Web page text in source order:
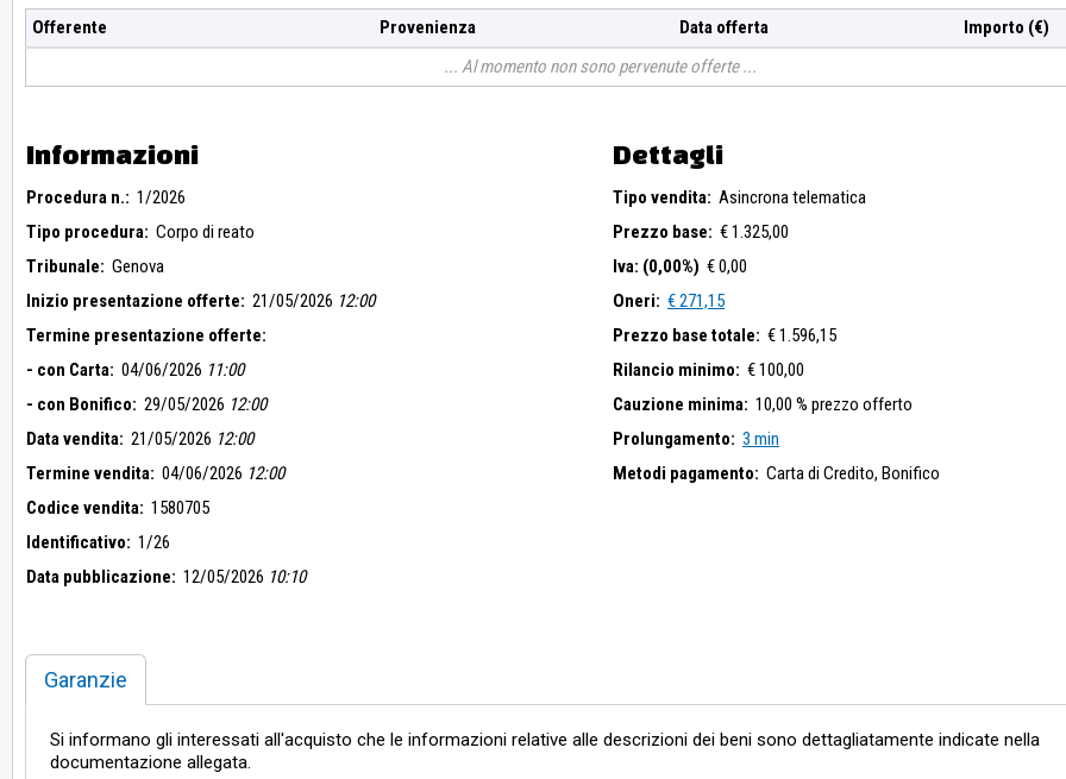
Offerente Provenienza Data offerta
Importo (€)
Al momento non sono pervenute offerte
Informazioni
Procedura n.: 1/2026
Tipo procedura: Corpo di reato
Tribunale: Genova
Inizio presentazione offerte: 21/05/2026 12:00
Termine presentazione offerte:
- con Carta: 04/06/2026 11:00
- con Bonifico: 29/05/2026 12:00
Data vendita: 21/05/2026 12:00
Termine vendita: 04/06/2026 12:00
Codice vendita: 1580705
Identificativo: 1/26
Data pubblicazione: 12/05/2026 10:10
Dettagli
Tipo vendita: Asincrona telematica
Prezzo base: € 1.325,00
Iva: (0,00%) € 0,00
Oneri: € 271,15
Prezzo base totale: € 1.596,15
Rilancio minimo: € 100,00
Cauzione minima: 10,00 % prezzo offerto
Prolungamento: 3 min
Metodi pagamento: Carta di Credito, Bonifico
Garanzie
Si informano gli interessati all'acquisto che le informazioni relative alle descrizioni dei beni sono dettagliatamente indicate nella
documentazione allegata.